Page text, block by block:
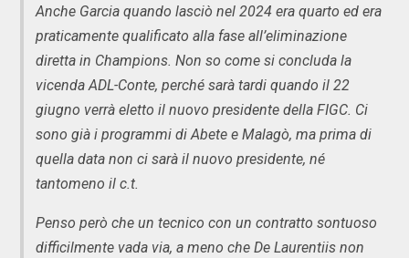
Anche Garcia quando lasciò nel 2024 era quarto ed era
praticamente qualificato alla fase all’eliminazione
diretta in Champions. Non so come si concluda la
vicenda ADL-Conte, perché sarà tardi quando il 22
giugno verrà eletto il nuovo presidente della FIGC. Ci
sono già i programmi di Abete e Malagò, ma prima di
quella data non ci sarà il nuovo presidente, né
tantomeno il c.t.
Penso però che un tecnico con un contratto sontuoso
difficilmente vada via, a meno che De Laurentiis non